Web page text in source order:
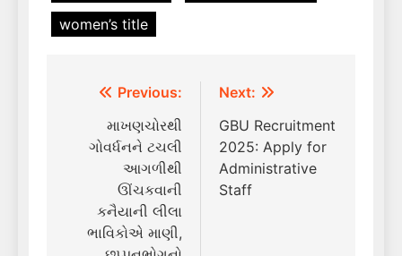
women’s title
Post
navigation
Previous:
માખણચોરથી
ગોવર્ધનને ટચલી
આગળીથી
ઊંચકવાની
કનૈયાની લીલા
ભાવિકોએ માણી,
Next:
GBU Recruitment
2025: Apply for
Administrative
Staff